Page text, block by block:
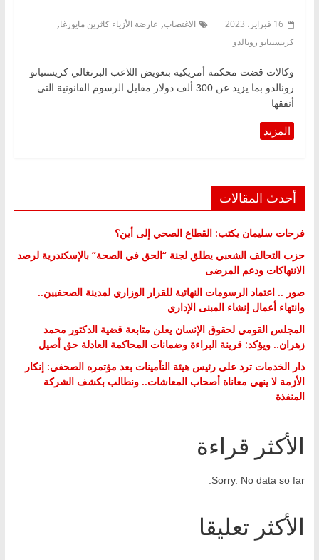
16 فبراير، 2023 الاغتصاب, عارضة الأزياء كاثرين مايورغا,
كريستيانو رونالدو
وكالات قضت محكمة أمريكية بتعويض اللاعب البرتغالي كريستيانو
رونالدو بما يزيد عن 300 ألف دولار مقابل الرسوم القانونية التي
أنفقها
أحدث المقالات
فرحات سليمان يكتب: القطاع الصحي إلى أين؟
حزب التحالف الشعبي يطلق لجنة “الحق في الصحة” بالإسكندرية لرصد
الانتهاكات ودعم المرضى
صور .. اعتماد الرسومات النهائية للقرار الوزاري لمدينة الصحفيين..
وانتهاء أعمال إنشاء المبنى الإداري
المجلس القومي لحقوق الإنسان يعلن متابعة قضية الدكتور محمد
زهران.. ويؤكد: قرينة البراءة وضمانات المحاكمة العادلة حق أصيل
دار الخدمات ترد على رئيس هيئة التأمينات بعد مؤتمره الصحفي: إنكار
الأزمة لا ينهي معاناة أصحاب المعاشات.. ونطالب بكشف الشركة
المنفذة
الأكثر قراءة
Sorry. No data so far.
الأكثر تعليقا